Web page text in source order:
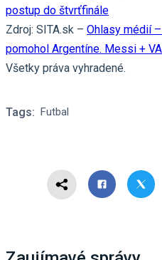
postup do štvrťfinále
Zdroj: SITA.sk – Ohlasy médií
pomohol Argentíne. Messi +
Všetky práva vyhradené.
Tags: Futbal